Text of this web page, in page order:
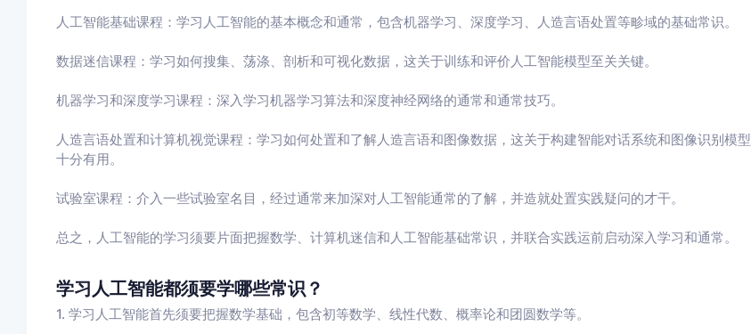
人工智能基础课程：学习人工智能的基本概念和通常，包含机器学习、深度学习、人造言语处置等畛域的基础常识。
数据迷信课程：学习如何搜集、荡涤、剖析和可视化数据，这关于训练和评价人工智能模型至关关键。
机器学习和深度学习课程：深入学习机器学习算法和深度神经网络的通常和通常技巧。
人造言语处置和计算机视觉课程：学习如何处置和了解人造言语和图像数据，这关于构建智能对话系统和图像识别模型
十分有用。
试验室课程：介入一些试验室名目，经过通常来加深对人工智能通常的了解，并造就处置实践疑问的才干。
总之，人工智能的学习须要片面把握数学、计算机迷信和人工智能基础常识，并联合实践运前启动深入学习和通常。
学习人工智能都须要学哪些常识？
1. 学习人工智能首先须要把握数学基础，包含初等数学、线性代数、概率论和团圆数学等。